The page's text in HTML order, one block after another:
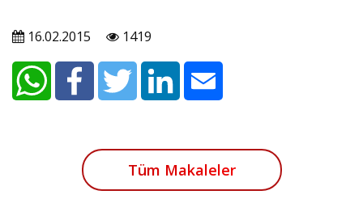
16.02.2015 1419
Tüm Makaleler